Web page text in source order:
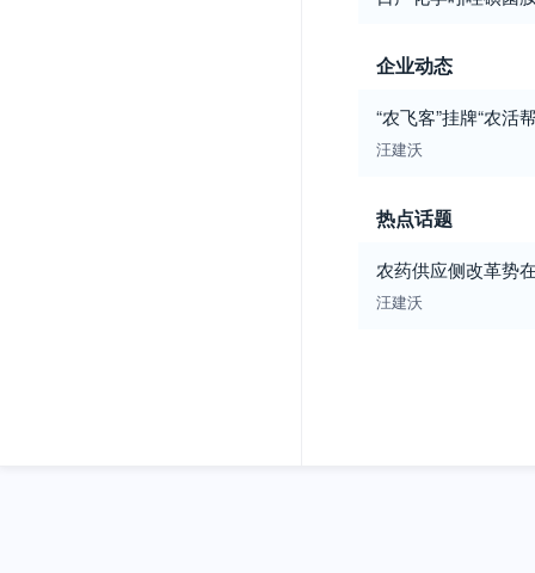
企业动态
“农飞客”挂牌“农活
汪建沃
热点话题
农药供应侧改革势
汪建沃